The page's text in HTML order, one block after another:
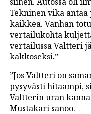
Tekninen vika
kaikkea. Vanhan
vertailukohta
vertailussa Valtteri
kakkoseksi.”
”Jos Valtteri on
pysyvästi hitaampi,
Valtterin uran
Mustakari sanoo.